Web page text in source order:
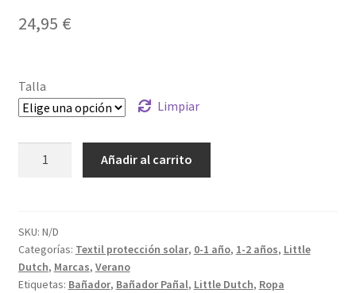
24,95 €
Talla
Limpiar
cantidad
Añadir al carrito
SKU: N/D
Categorías: Textil protección solar, 0-1 año, 1-2 años, Little
Dutch, Marcas, Verano
Etiquetas: Bañador, Bañador Pañal, Little Dutch, Ropa